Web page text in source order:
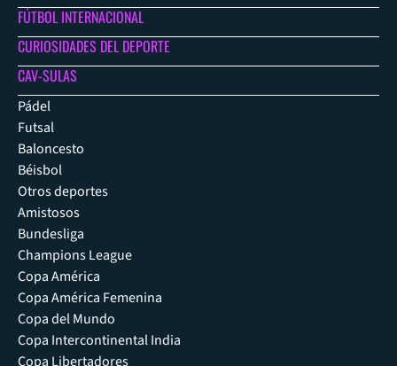
FÚTBOL INTERNACIONAL
CURIOSIDADES DEL DEPORTE
CAV-SULAS
Pádel
Futsal
Baloncesto
Béisbol
Otros deportes
Amistosos
Bundesliga
Champions League
Copa América
Copa América Femenina
Copa del Mundo
Copa Intercontinental India
Copa Libertadores